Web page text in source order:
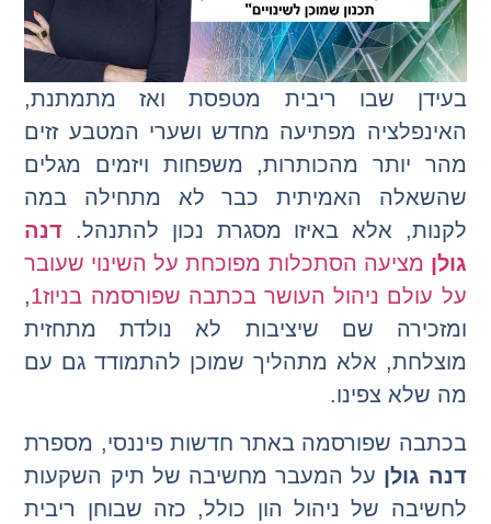
בעידן שבו ריבית מטפסת ואז מתמתנת,
האינפלציה מפתיעה מחדש ושערי המטבע זזים
מהר יותר מהכותרות, משפחות ויזמים מגלים
שהשאלה האמיתית כבר לא מתחילה במה
לקנות, אלא באיזו מסגרת נכון להתנהל. דנה
גולן מציעה הסתכלות מפוכחת על השינוי שעובר
על עולם ניהול העושר בכתבה שפורסמה בניוז1
,
ומזכירה שם שיציבות לא נולדת מתחזית
מוצלחת, אלא מתהליך שמוכן להתמודד גם עם
מה שלא צפינו.
בכתבה שפורסמה באתר חדשות פיננסי, מספרת
דנה גולן על המעבר מחשיבה של תיק השקעות
לחשיבה של ניהול הון כולל, כזה שבוחן ריבית